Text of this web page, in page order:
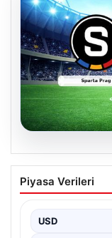
CANLI |
Canlı Maç
Piyasa Verileri
USD